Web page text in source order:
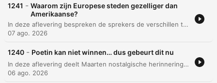
1241 - Waarom zijn Europese steden gezelliger dan
Amerikaanse?
In deze aflevering bespreken de sprekers de verschillen tussen Europese en Amerikaanse steden, met een focus op de historische waarde van stadsmuren en de impact van de auto op stedelijke ruimtelijkheid. Er wordt kritiek geuit op de architectuur in Almere en de verwaarlozing van bepaalde stadscentra zoals Utrecht en Heerlen, waarbij ook sociale problematiek zoals dakloosheid aan bod komt. Daarnaast wordt ingegaan op wat een stadscentrum gezellig maakt, waarbij historische architectuur en beperkingen op terrasjes als cruciaal worden beschouwd. De discussie omvat tevens de culturele impact van de DDR-tijd in Duitsland en de complexiteit van het behouden van historisch erfgoed tegenover modernisme.
07 ago. 2026
1240 - Poetin kan niet winnen… dus gebeurt dit nu
In deze aflevering deelt Maarten nostalgische herinneringen aan zijn jeugd en reflecteert hij op het verschil tussen de innerlijke en uiterlijke zelf. De gesprekken verschuiven vervolgens naar diverse maatschappelijke thema's, waaronder de geopolitieke situatie in Oekraïne, de rol van Trump en de toekomst van kernenergie. Daarnaast worden onderwerpen als kunst, geschiedschrijving en de bouw van de piramides besproken. De aflevering sluit af met een analyse van de invloed van internet op politiek extremisme, de betrouwbaarheid van peilingen en een korte reflectie op het dagritme.
06 ago. 2026